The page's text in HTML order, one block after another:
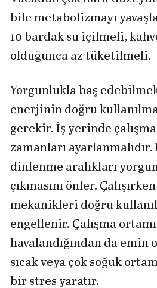
bile metabolizmayı
10 bardak su içilmeli,
olduğunca az tüketilmeli.
Yorgunlukla baş
enerjinin doğru
gerekir. İş yerinde
zamanları ayarlanmalıdır.
dinlenme aralıkları
çıkmasını önler.
mekanikleri doğru
engellenir. Çalışma
havalandığından da emin
sıcak veya çok soğuk
bir stres yaratır.